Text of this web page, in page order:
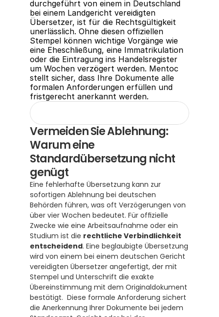
durchgeführt von einem in Deutschland
bei einem Landgericht vereidigten
Übersetzer, ist für die Rechtsgültigkeit
unerlässlich. Ohne diesen offiziellen
Stempel können wichtige Vorgänge wie
eine Eheschließung, eine Immatrikulation
oder die Eintragung ins Handelsregister
um Wochen verzögert werden. Mentoc
stellt sicher, dass Ihre Dokumente alle
formalen Anforderungen erfüllen und
fristgerecht anerkannt werden.
Vermeiden Sie Ablehnung:
Warum eine
Standardübersetzung nicht
genügt
Eine fehlerhafte Übersetzung kann zur
sofortigen Ablehnung bei deutschen
Behörden führen, was oft Verzögerungen von
über vier Wochen bedeutet. Für offizielle
Zwecke wie eine Arbeitsaufnahme oder ein
Studium ist die rechtliche Verbindlichkeit
entscheidend. Eine beglaubigte Übersetzung
wird von einem bei einem deutschen Gericht
vereidigten Übersetzer angefertigt, der mit
Stempel und Unterschrift die exakte
Übereinstimmung mit dem Originaldokument
bestätigt.  Diese formale Anforderung sichert
die Anerkennung Ihrer Dokumente bei jedem